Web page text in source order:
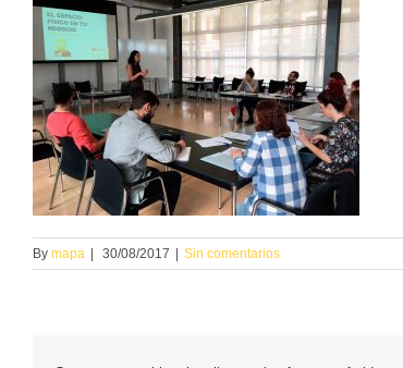
By mapa 30/08/2017 Sin comentarios